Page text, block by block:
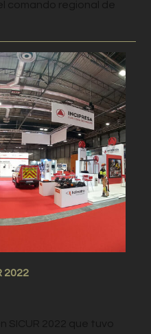
comando regional de
2022